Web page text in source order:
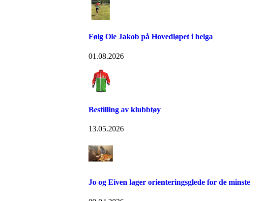
Følg Ole Jakob på Hovedløpet i helga
01.08.2026
Bestilling av klubbtøy
13.05.2026
Jo og Eiven lager orienteringsglede for de minste